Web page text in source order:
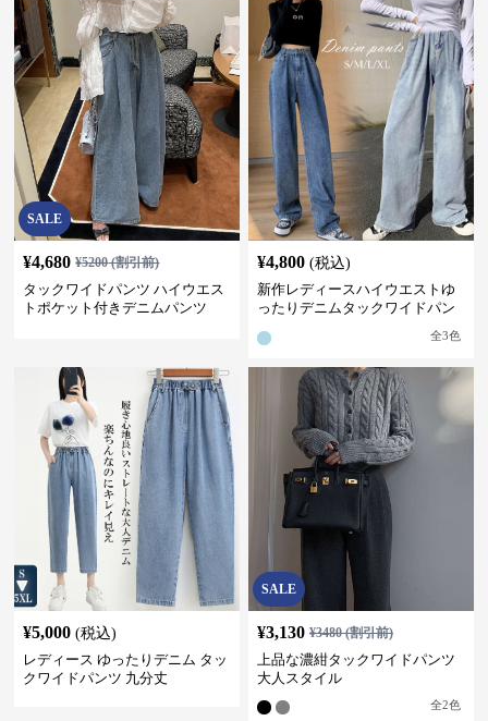
SALE
¥4,680 ¥5200(割引前)
タックワイドパンツ ハイウエス
トポケット付きデニムパンツ
¥4,800 (税込)
新作レディースハイウエストゆ
ったりデニムタックワイドパン
全3色
¥5,000 (税込)
レディース ゆったりデニム タッ
クワイドパンツ 九分丈
SALE
¥3,130 ¥3480(割引前)
上品な濃紺タックワイドパンツ
大人スタイル
全2色